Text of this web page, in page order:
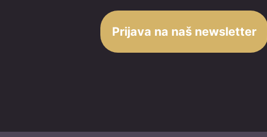
Prijava na naš newsletter